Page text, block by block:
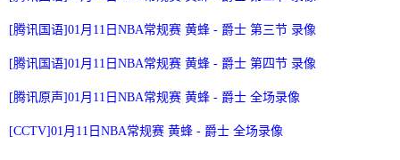
[腾讯国语]01月11日NBA常规赛 黄蜂 - 爵士 第三节 录像
[腾讯国语]01月11日NBA常规赛 黄蜂 - 爵士 第四节 录像
[腾讯原声]01月11日NBA常规赛 黄蜂 - 爵士 全场录像
[CCTV]01月11日NBA常规赛 黄蜂 - 爵士 全场录像